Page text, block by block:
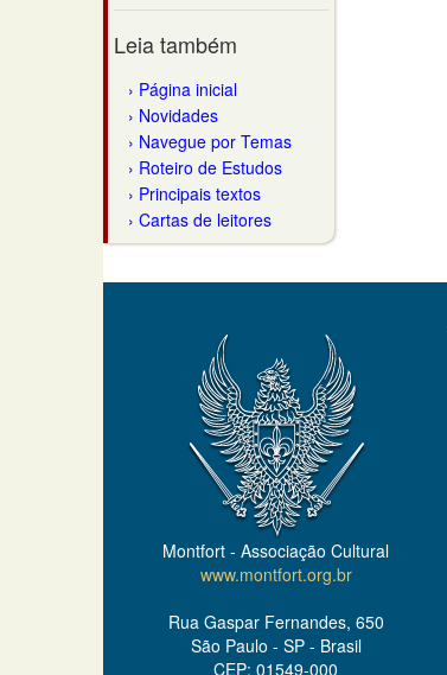
Leia também
Página inicial
Novidades
Navegue por Temas
Roteiro de Estudos
Principais textos
Cartas de leitores
Montfort - Associação Cultural
www.montfort.org.br
Rua Gaspar Fernandes, 650
São Paulo - SP - Brasil
CEP: 01549-000